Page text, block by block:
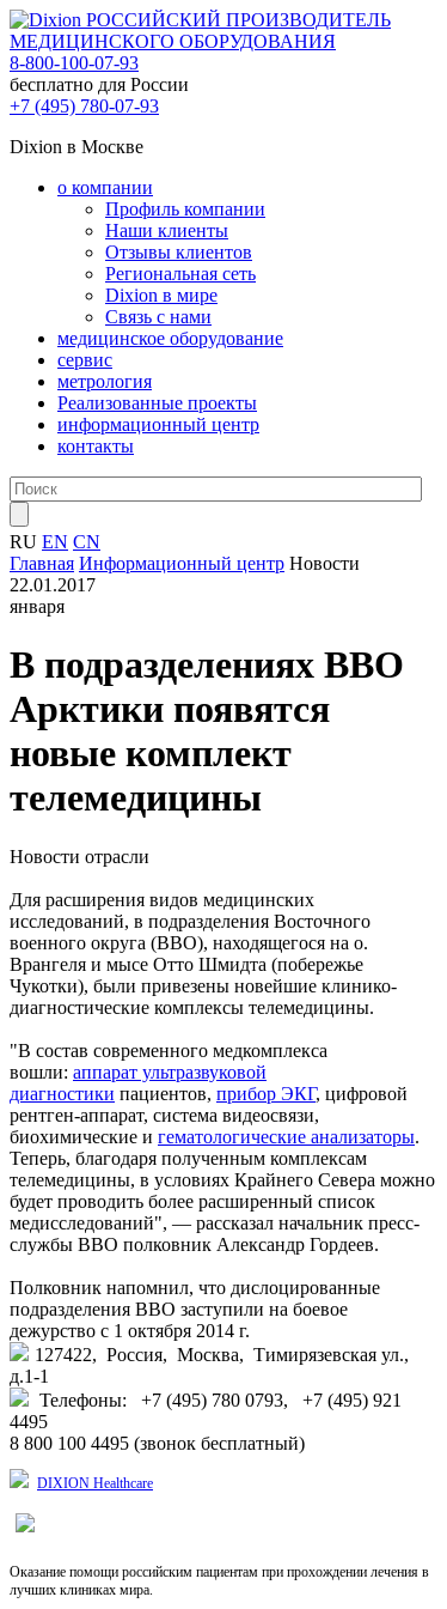
РОССИЙСКИЙ ПРОИЗВОДИТЕЛЬ
МЕДИЦИНСКОГО ОБОРУДОВАНИЯ
8-800-100-07-93
бесплатно для России
+7 (495) 780-07-93
Dixion в Москве
о компании
Профиль компании
Наши клиенты
Отзывы клиентов
Региональная сеть
Dixion в мире
Связь с нами
медицинское оборудование
сервис
метрология
Реализованные проекты
информационный центр
контакты
RU EN CN
Главная Информационный центр Новости
22.01.2017
января
В подразделениях ВВО
Арктики появятся
новые комплект
телемедицины
Новости отрасли
Для расширения видов медицинских
исследований, в подразделения Восточного
военного округа (ВВО), находящегося на о.
Врангеля и мысе Отто Шмидта (побережье
Чукотки), были привезены новейшие клинико-
диагностические комплексы телемедицины.
"В состав современного медкомплекса
вошли: аппарат ультразвуковой
диагностики пациентов, прибор ЭКГ, цифровой
рентген-аппарат, система видеосвязи,
биохимические и гематологические анализаторы.
Теперь, благодаря полученным комплексам
телемедицины, в условиях Крайнего Севера можно
будет проводить более расширенный список
медисследований", — рассказал начальник пресс-
службы ВВО полковник Александр Гордеев.
Полковник напомнил, что дислоцированные
подразделения ВВО заступили на боевое
дежурство с 1 октября 2014 г.
127422, Россия, Москва, Тимирязевская ул.,
д.1-1
Телефоны: +7 (495) 780 0793, +7 (495) 921
4495
8 800 100 4495 (звонок бесплатный)
DIXION Healthcare
Оказание помощи российским пациентам при прохождении лечения в
лучших клиниках мира.